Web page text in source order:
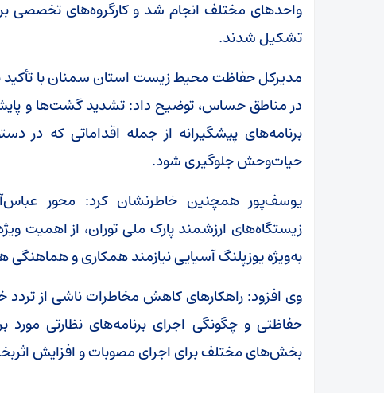
واحدهای مختلف انجام شد و کارگروه‌های تخصصی
تشکیل شدند.
مدیرکل حفاظت محیط زیست استان سمنان با تأکید
در مناطق حساس، توضیح داد: تشدید گشت‌ها و
برنامه‌های پیشگیرانه از جمله اقداماتی که در
حیات‌وحش جلوگیری شود.
یوسف‌پور همچنین خاطرنشان کرد: محور
زیستگاه‌های ارزشمند پارک ملی توران، از اهمیت
به‌ویژه یوزپلنگ آسیایی نیازمند همکاری و
وی افزود: راهکارهای کاهش مخاطرات ناشی از تردد
حفاظتی و چگونگی اجرای برنامه‌های نظارتی
بخش‌های مختلف برای اجرای مصوبات و افزایش